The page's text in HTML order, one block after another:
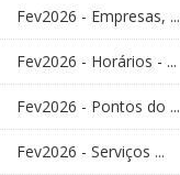
Fev2026 - Empresas, ...
Fev2026 - Horários - ...
Fev2026 - Pontos do ...
Fev2026 - Serviços ...